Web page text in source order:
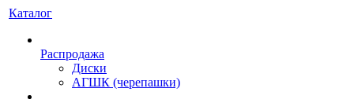
Каталог
Распродажа
Диски
АГШК (черепашки)